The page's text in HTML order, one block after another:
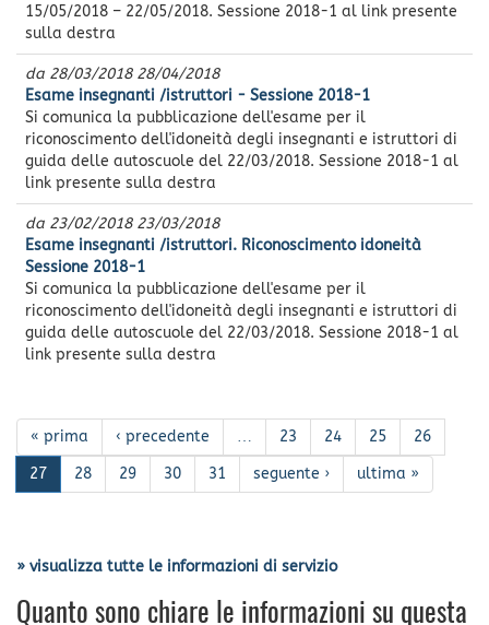
15/05/2018 – 22/05/2018. Sessione 2018-1 al link presente
sulla destra
da 28/03/2018 28/04/2018
Esame insegnanti /istruttori - Sessione 2018-1
Si comunica la pubblicazione dell'esame per il
riconoscimento dell'idoneità degli insegnanti e istruttori di
guida delle autoscuole del 22/03/2018. Sessione 2018-1 al
link presente sulla destra
da 23/02/2018 23/03/2018
Esame insegnanti /istruttori. Riconoscimento idoneità
Sessione 2018-1
Si comunica la pubblicazione dell'esame per il
riconoscimento dell'idoneità degli insegnanti e istruttori di
guida delle autoscuole del 22/03/2018. Sessione 2018-1 al
link presente sulla destra
« prima ‹ precedente … 23 24 25
26
27
28 29 30 31 seguente › ultima »
» visualizza tutte le informazioni di servizio
Quanto sono chiare le informazioni su questa